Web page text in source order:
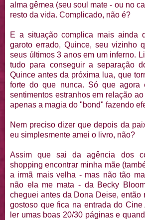
alma gêmea (seu soul mate - ou no
resto da vida. Complicado, não é?
E a situação complica mais ainda
garoto errado, Quince, seu vizinho
seus últimos 3 anos em um inferno.
tudo para conseguir a separação
Quince antes da próxima lua, que
forte do que nunca. Só que agora
sentimentos estranhos em relação
apenas a magia do "bond" fazendo
Nem preciso dizer que depois da
eu simplesmente amei o livro, não?
Assim que sai da agência dos
shopping encontrar minha mãe
a irmã mais velha - mas não tão
não ela me mata - da Becky
cheguei antes da Dona Deise, então
gostoso que fica na entrada do Cine
ler umas boas 20/30 páginas e